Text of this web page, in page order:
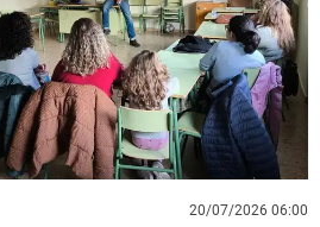
La rosa de los vientos
Gente viajera
Como el perro y el
Caso
Retornados
Equipo de
Operación Viuda
Extremadura
Galicia
La Rioja
Navarra
País Vasco
Virales
Televisión
Elecciones
20/07/2026 06:00